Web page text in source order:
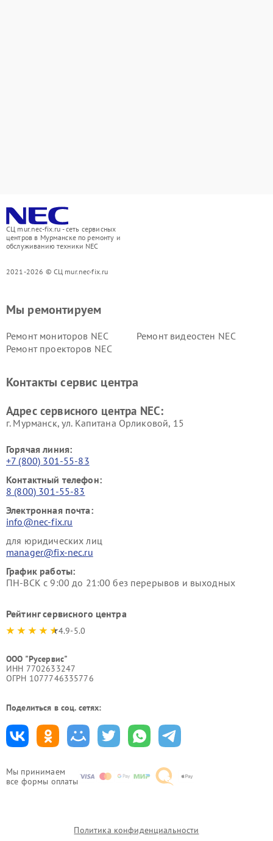
СЦ mur.nec-fix.ru - сеть сервисных
центров в Мурманске по ремонту и
обслуживанию техники NEC
2021-2026 © СЦ mur.nec-fix.ru
Мы принимаем
все формы оплаты
Мы ремонтируем
Ремонт мониторов NEC
Ремонт видеостен NEC
Ремонт проекторов NEC
Контакты сервис центра
Адрес сервисного центра NEC:
г. Мурманск, ул. Капитана Орликовой, 15
Горячая линия:
+7 (800) 301-55-83
Контактный телефон:
8 (800) 301-55-83
Электронная почта:
info@nec-fix.ru
для юридических лиц
manager@fix-nec.ru
График работы:
ПН-ВСК с 9:00 до 21:00 без перерывов и выходных
Рейтинг сервисного центра
4.9-5.0
ООО "Русервис"
ИНН 7702633247
ОГРН 1077746335776
Поделиться в соц. сетях:
Политика конфиденциальности